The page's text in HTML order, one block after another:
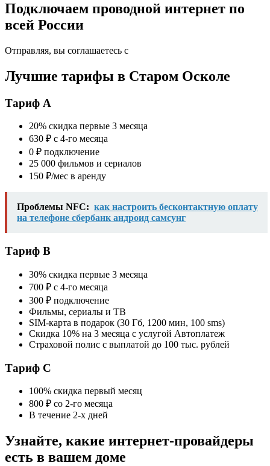
Подключаем проводной интернет по
всей России
Отправляя, вы соглашаетесь с
Лучшие тарифы в Старом Осколе
Тариф A
20% скидка первые 3 месяца
630 ₽ с 4-го месяца
0 ₽ подключение
25 000 фильмов и сериалов
150 ₽/мес в аренду
Проблемы NFC: как настроить бесконтактную оплату
на телефоне сбербанк андроид самсунг
Тариф B
30% скидка первые 3 месяца
700 ₽ с 4-го месяца
300 ₽ подключение
Фильмы, сериалы и ТВ
SIM-карта в подарок (30 Гб, 1200 мин, 100 sms)
Скидка 10% на 3 месяца с услугой Автоплатеж
Страховой полис с выплатой до 100 тыс. рублей
Тариф C
100% скидка первый месяц
800 ₽ со 2-го месяца
В течение 2-х дней
Узнайте, какие интернет-провайдеры
есть в вашем доме